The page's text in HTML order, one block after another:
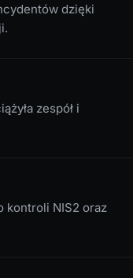
dzięki
zespół i
kontroli NIS2 oraz